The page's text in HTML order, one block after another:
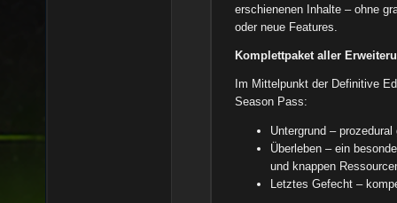
erschienenen Inhalte – ohne
oder neue Features.
Komplettpaket aller
Im Mittelpunkt der Definitive
Season Pass:
Untergrund –
Überleben – ein
und knappen
Letztes Gefecht –